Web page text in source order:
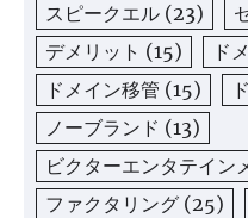
スピークエル (23)
デメリット (15) ド
ドメイン移管 (15)
ノーブランド (13)
ビクターエンタテイン
ファクタリング (25)